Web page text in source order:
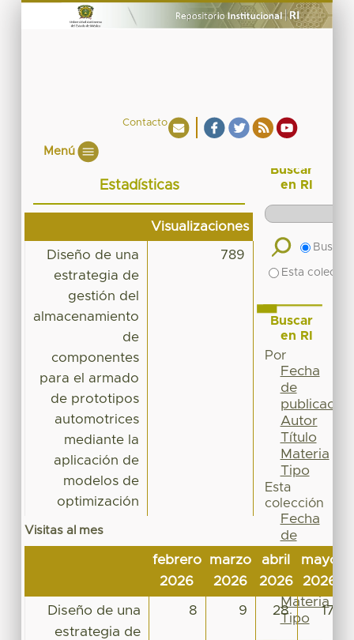
Contacto
Menú
Estadísticas
Visualizaciones
Diseño de una
estrategia de
gestión del
almacenamiento
de
componentes
para el armado
de prototipos
automotrices
mediante la
aplicación de
modelos de
optimización
789
Visitas al mes
febrero
2026
marzo
2026
abril
2026
mayo
2026
Diseño de una
estrategia de
8 9 28 17
Buscar
en RI
Buscar
Esta
Buscar
en RI
Por
Fecha
de
publicación
Autor
Título
Materia
Tipo
Esta
colección
Fecha
de
publicación
Autor
Título
Materia
Tipo